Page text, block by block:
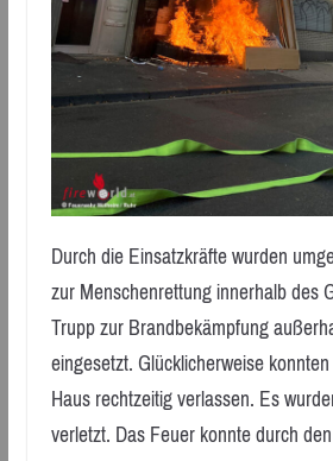
Durch die Einsatzkräfte wurden
zur Menschenrettung innerhalb des
Trupp zur Brandbekämpfung
eingesetzt. Glücklicherweise
Haus rechtzeitig verlassen. Es
verletzt. Das Feuer konnte durch